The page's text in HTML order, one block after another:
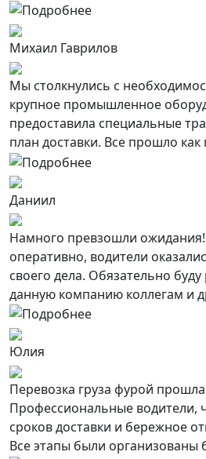
Михаил Гаврилов
Мы столкнулись с
крупное промышленное
предоставила специальные
план доставки. Все прошло как
Даниил
Намного превзошли ожидания!
оперативно, водители
своего дела. Обязательно
данную компанию коллегам и
Юлия
Перевозка груза фурой
Профессиональные водители,
сроков доставки и бережное
Все этапы были организованы